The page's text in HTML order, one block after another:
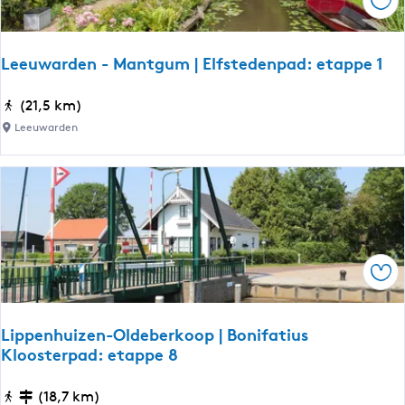
r
D
A
d
e
F
e
n
Leeuwarden - Mantgum | Elfstedenpad: etappe 1
L
e
u
r
d
e
n
M
a
n
(21,5 km)
Leeuwarden
Lippenhuizen-Oldeberkoop | Bonifatius
Kloosterpad: etappe 8
L
(18,7 km)